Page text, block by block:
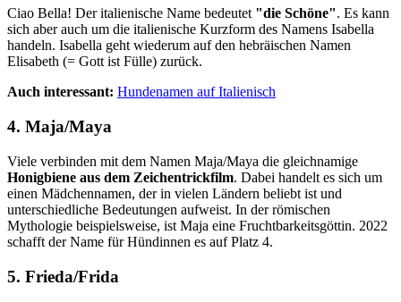
Ciao Bella! Der italienische Name bedeutet "die Schöne". Es kann
sich aber auch um die italienische Kurzform des Namens Isabella
handeln. Isabella geht wiederum auf den hebräischen Namen
Elisabeth (= Gott ist Fülle) zurück.
Auch interessant: Hundenamen auf Italienisch
4. Maja/Maya
Viele verbinden mit dem Namen Maja/Maya die gleichnamige
Honigbiene aus dem Zeichentrickfilm. Dabei handelt es sich um
einen Mädchennamen, der in vielen Ländern beliebt ist und
unterschiedliche Bedeutungen aufweist. In der römischen
Mythologie beispielsweise, ist Maja eine Fruchtbarkeitsgöttin. 2022
schafft der Name für Hündinnen es auf Platz 4.
5. Frieda/Frida